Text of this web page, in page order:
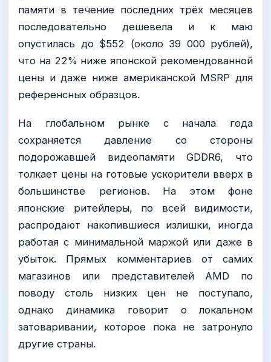
памяти в течение последних трёх месяцев
последовательно дешевела и к маю
опустилась до $552 (около 39 000 рублей),
что на 22% ниже японской рекомендованной
цены и даже ниже американской MSRP для
референсных образцов.
На глобальном рынке с начала года
сохраняется давление со стороны
подорожавшей видеопамяти GDDR6, что
толкает цены на готовые ускорители вверх в
большинстве регионов. На этом фоне
японские ритейлеры, по всей видимости,
распродают накопившиеся излишки, иногда
работая с минимальной маржой или даже в
убыток. Прямых комментариев от самих
магазинов или представителей AMD по
поводу столь низких цен не поступало,
однако динамика говорит о локальном
затоваривании, которое пока не затронуло
другие страны.